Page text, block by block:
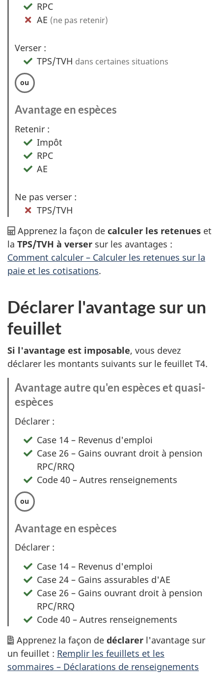
i
1
RPC
AE (ne pas retenir)
Verser :
TPS/TVH dans certaines situations
Avantage en espèces
Retenir :
Impôt
RPC
AE
Ne pas verser :
TPS/TVH
Apprenez la façon de calculer les retenues et
la TPS/TVH à verser sur les avantages :
Comment calculer – Calculer les retenues sur la
paie et les cotisations.
Déclarer l'avantage sur un
feuillet
Si l'avantage est imposable, vous devez
déclarer les montants suivants sur le feuillet T4.
Avantage autre qu'en espèces et quasi-
espèces
t
i
o
n
Déclarer :
Case 14 – Revenus d'emploi
Case 26 – Gains ouvrant droit à pension
RPC/RRQ
Code 40 – Autres renseignements
Avantage en espèces
t
i
o
Déclarer :
Case 14 – Revenus d'emploi
Case 24 – Gains assurables d'AE
Case 26 – Gains ouvrant droit à pension
RPC/RRQ
Code 40 – Autres renseignements
Apprenez la façon de déclarer l'avantage sur
un feuillet : Remplir les feuillets et les
sommaires – Déclarations de renseignements